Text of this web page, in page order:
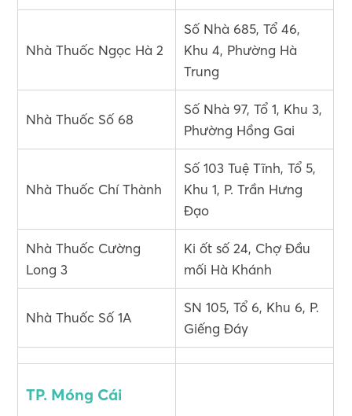
Nhà Thuốc Ngọc Hà 2
Số Nhà 685, Tổ 46,
Khu 4, Phường Hà
Trung
Nhà Thuốc Số 68
Số Nhà 97, Tổ 1, Khu 3,
Phường Hồng Gai
Nhà Thuốc Chí Thành
Số 103 Tuệ Tĩnh, Tổ 5,
Khu 1, P. Trần Hưng
Đạo
Nhà Thuốc Cường
Long 3
Ki ốt số 24, Chợ Đầu
mối Hà Khánh
Nhà Thuốc Số 1A
SN 105, Tổ 6, Khu 6, P.
Giếng Đáy
TP. Móng Cái